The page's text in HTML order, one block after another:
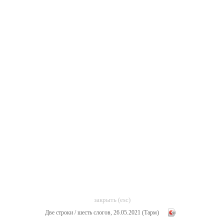
закрыть (esc)
Две строки / шесть слогов, 26.05.2021 (Тарм)